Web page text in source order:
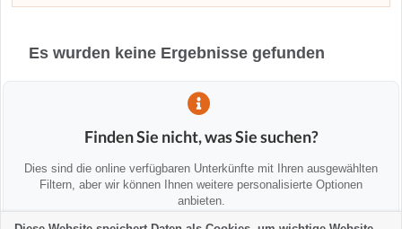
Es wurden keine Ergebnisse gefunden
Finden Sie nicht, was Sie suchen?
Dies sind die online verfügbaren Unterkünfte mit Ihren ausgewählten
Filtern, aber wir können Ihnen weitere personalisierte Optionen
anbieten.